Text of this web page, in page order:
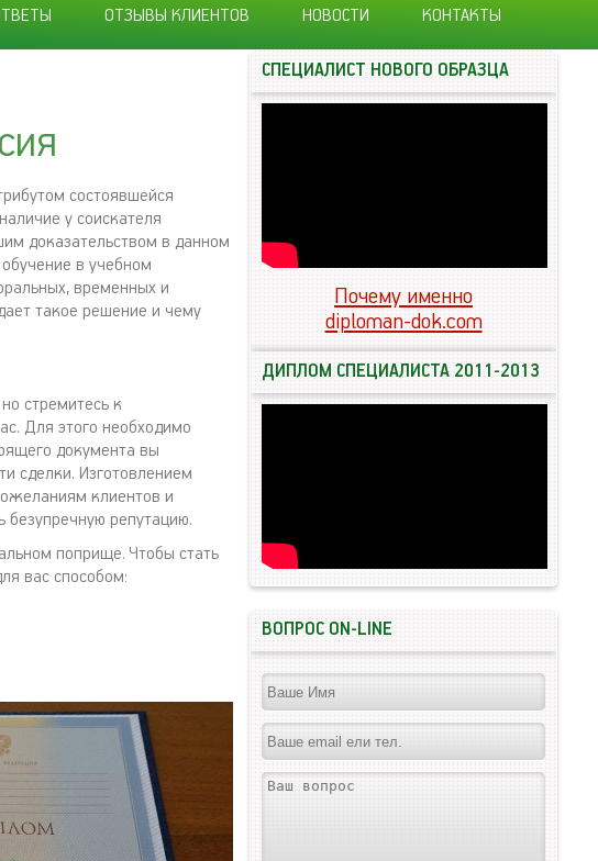
ОТЗЫВЫ КЛИЕНТОВ НОВОСТИ КОНТАКТЫ
состоявшейся
у соискателя
доказательством в данном
в учебном
временных и
такое решение и чему
стремитесь к
Для этого необходимо
документа вы
сделки. Изготовлением
клиентов и
безупречную репутацию.
поприще. Чтобы стать
вас способом:
СПЕЦИАЛИСТ НОВОГО ОБРАЗЦА
Почему именно
diploman-dok.com
ДИПЛОМ СПЕЦИАЛИСТА 2011-2013
ВОПРОС ON-LINE